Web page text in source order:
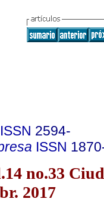
ISSN 2594-
ISSN
no.33
2017